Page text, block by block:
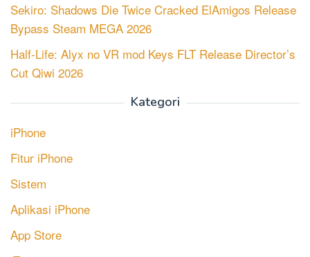
Sekiro: Shadows Die Twice Cracked ElAmigos Release
Bypass Steam MEGA 2026
Half-Life: Alyx no VR mod Keys FLT Release Director’s
Cut Qiwi 2026
Kategori
iPhone
Fitur iPhone
Sistem
Aplikasi iPhone
App Store